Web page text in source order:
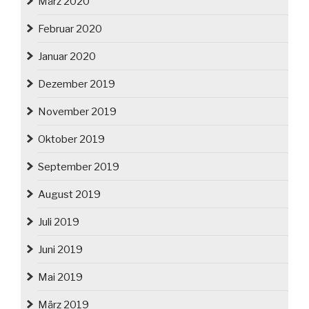
Februar 2020
Januar 2020
Dezember 2019
November 2019
Oktober 2019
September 2019
August 2019
Juli 2019
Juni 2019
Mai 2019
März 2019